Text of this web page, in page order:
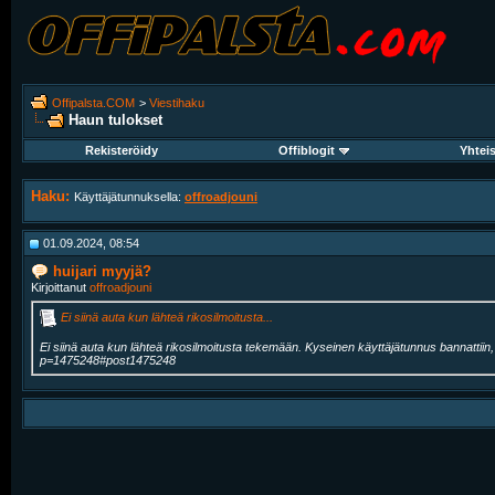
Offipalsta.COM > Viestihaku
Haun tulokset
Rekisteröidy Offiblogit
Haku: Käyttäjätunnuksella: offroadjouni
01.09.2024, 08:54
huijari myyjä?
Kirjoittanut offroadjouni
Ei siinä auta kun lähteä rikosilmoitusta...
Ei siinä auta kun lähteä rikosilmoitusta tekemään. Kyseinen käyttäjätunnus
p=1475248#post1475248